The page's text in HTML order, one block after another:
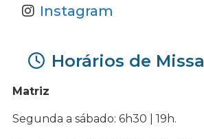
Instagram
Horários de Missa
Matriz
Segunda a sábado: 6h30 | 19h.